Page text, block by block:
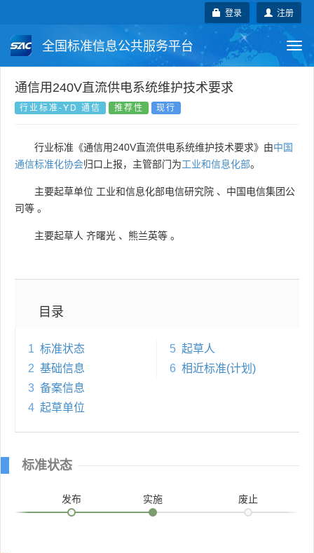
注册
登录
全国标准信息公共服务平台
国家标准 行业标准 地方标准
国外标准 技术委员会
通信用240V直流供电系统维护技术要求
行业标准-YD 通信 推荐性 现行
行业标准《通信用240V直流供电系统维护技术要求》由中国
通信标准化协会归口上报，主管部门为工业和信息化部。
主要起草单位 工业和信息化部电信研究院 、 中国电信集团公
司等 。
主要起草人 齐曙光 、 熊兰英等 。
目录
1 标准状态
2 基础信息
3 备案信息
4 起草单位
5 起草人
6 相近标准(计划)
标准状态
发布 实施 废止